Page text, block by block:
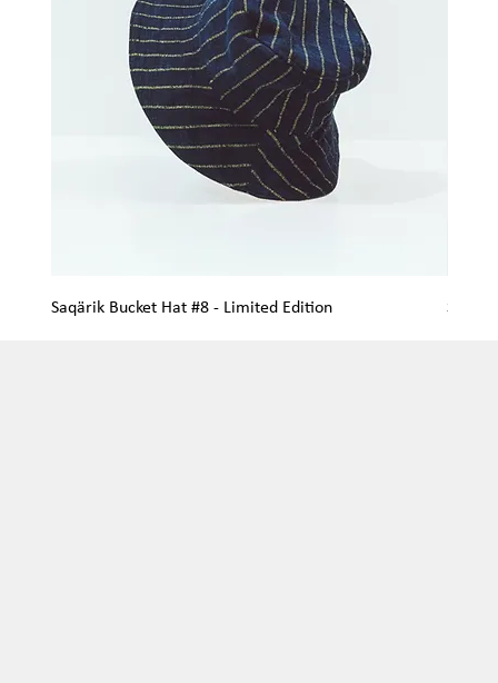
Saqärik Bucket Hat #8 - Limited Edition